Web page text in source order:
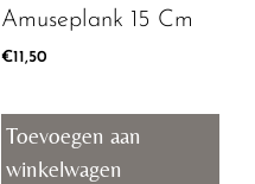
Amuseplank 15 Cm
€11,50
Toevoegen aan
winkelwagen